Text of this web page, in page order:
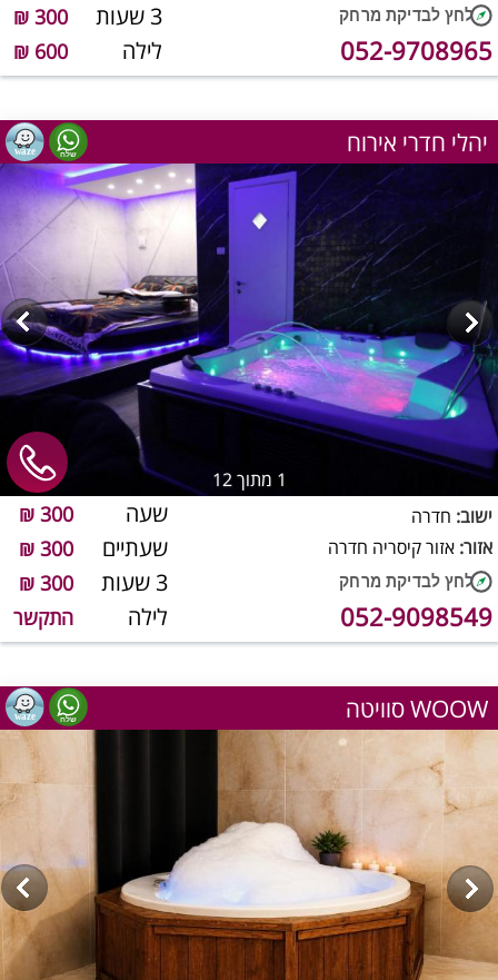
3 שעות 300 ₪
לילה 600 ₪ 052-9708965
יהלי חדרי אירוח
1 מתוך 12
שעה 300 ₪
שעתיים 300 ₪
3 שעות 300 ₪
לילה התקשר
ישוב: חדרה
אזור: אזור קיסריה חדרה
052-9098549
סוויטה WOOW